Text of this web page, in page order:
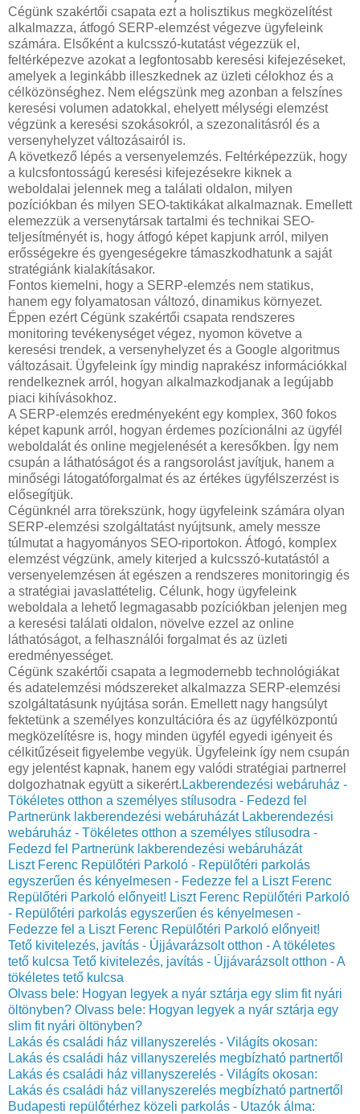
Cégünk szakértői csapata ezt a holisztikus megközelítést
alkalmazza, átfogó SERP-elemzést végezve ügyfeleink
számára. Elsőként a kulcsszó-kutatást végezzük el,
feltérképezve azokat a legfontosabb keresési kifejezéseket,
amelyek a leginkább illeszkednek az üzleti célokhoz és a
célközönséghez. Nem elégszünk meg azonban a felszínes
keresési volumen adatokkal, ehelyett mélységi elemzést
végzünk a keresési szokásokról, a szezonalitásról és a
versenyhelyzet változásairól is.
A következő lépés a versenyelemzés. Feltérképezzük, hogy
a kulcsfontosságú keresési kifejezésekre kiknek a
weboldalai jelennek meg a találati oldalon, milyen
pozíciókban és milyen SEO-taktikákat alkalmaznak. Emellett
elemezzük a versenytársak tartalmi és technikai SEO-
teljesítményét is, hogy átfogó képet kapjunk arról, milyen
erősségekre és gyengeségekre támaszkodhatunk a saját
stratégiánk kialakításakor.
Fontos kiemelni, hogy a SERP-elemzés nem statikus,
hanem egy folyamatosan változó, dinamikus környezet.
Éppen ezért Cégünk szakértői csapata rendszeres
monitoring tevékenységet végez, nyomon követve a
keresési trendek, a versenyhelyzet és a Google algoritmus
változásait. Ügyfeleink így mindig naprakész információkkal
rendelkeznek arról, hogyan alkalmazkodjanak a legújabb
piaci kihívásokhoz.
A SERP-elemzés eredményeként egy komplex, 360 fokos
képet kapunk arról, hogyan érdemes pozícionálni az ügyfél
weboldalát és online megjelenését a keresőkben. Így nem
csupán a láthatóságot és a rangsorolást javítjuk, hanem a
minőségi látogatóforgalmat és az értékes ügyfélszerzést is
elősegítjük.
Cégünknél arra törekszünk, hogy ügyfeleink számára olyan
SERP-elemzési szolgáltatást nyújtsunk, amely messze
túlmutat a hagyományos SEO-riportokon. Átfogó, komplex
elemzést végzünk, amely kiterjed a kulcsszó-kutatástól a
versenyelemzésen át egészen a rendszeres monitoringig és
a stratégiai javaslattételig. Célunk, hogy ügyfeleink
weboldala a lehető legmagasabb pozíciókban jelenjen meg
a keresési találati oldalon, növelve ezzel az online
láthatóságot, a felhasználói forgalmat és az üzleti
eredményességet.
Cégünk szakértői csapata a legmodernebb technológiákat
és adatelemzési módszereket alkalmazza SERP-elemzési
szolgáltatásunk nyújtása során. Emellett nagy hangsúlyt
fektetünk a személyes konzultációra és az ügyfélközpontú
megközelítésre is, hogy minden ügyfél egyedi igényeit és
célkitűzéseit figyelembe vegyük. Ügyfeleink így nem csupán
egy jelentést kapnak, hanem egy valódi stratégiai partnerrel
dolgozhatnak együtt a sikerért. Lakberendezési webáruház -
Tökéletes otthon a személyes stílusodra - Fedezd fel
Partnerünk lakberendezési webáruházát Lakberendezési
webáruház - Tökéletes otthon a személyes stílusodra -
Fedezd fel Partnerünk lakberendezési webáruházát
Liszt Ferenc Repülőtéri Parkoló - Repülőtéri parkolás
egyszerűen és kényelmesen - Fedezze fel a Liszt Ferenc
Repülőtéri Parkoló előnyeit! Liszt Ferenc Repülőtéri Parkoló
- Repülőtéri parkolás egyszerűen és kényelmesen -
Fedezze fel a Liszt Ferenc Repülőtéri Parkoló előnyeit!
Tető kivitelezés, javítás - Újjávarázsolt otthon - A tökéletes
tető kulcsa Tető kivitelezés, javítás - Újjávarázsolt otthon - A
tökéletes tető kulcsa
Olvass bele: Hogyan legyek a nyár sztárja egy slim fit nyári
öltönyben? Olvass bele: Hogyan legyek a nyár sztárja egy
slim fit nyári öltönyben?
Lakás és családi ház villanyszerelés - Világíts okosan:
Lakás és családi ház villanyszerelés megbízható partnertől
Lakás és családi ház villanyszerelés - Világíts okosan:
Lakás és családi ház villanyszerelés megbízható partnertől
Budapesti repülőtérhez közeli parkolás - Utazók álma: